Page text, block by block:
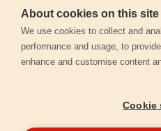
© 2026extol.hu -
About cookies on this site
We use cookies to collect and
performance and usage, to
enhance and customise content
Cookie